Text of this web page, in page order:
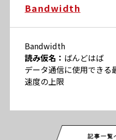
Bandwidth
Bandwidth
読み仮名： ばんどはば
データ通信に使用できる
速度の上限
記事一覧